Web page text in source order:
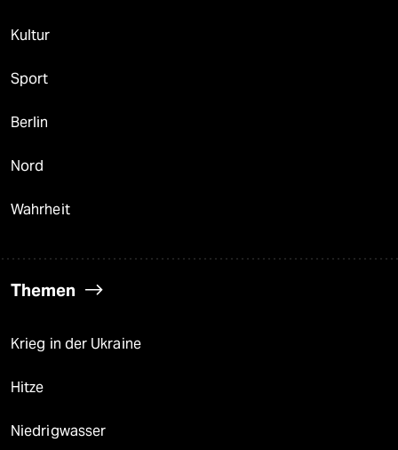
Kultur
Sport
Berlin
Nord
Wahrheit
Themen
Krieg in der Ukraine
Hitze
Niedrigwasser